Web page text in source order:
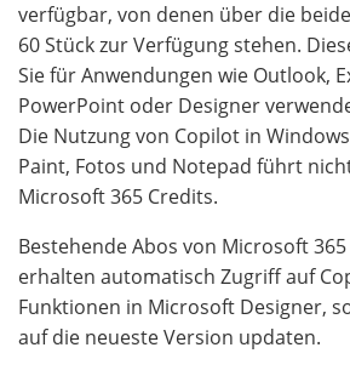
verfügbar, von denen über die
60 Stück zur Verfügung stehen.
Sie für Anwendungen wie Outlook,
PowerPoint oder Designer
Die Nutzung von Copilot in
Paint, Fotos und Notepad führt
Microsoft 365 Credits.
Bestehende Abos von Microsoft
erhalten automatisch Zugriff auf
Funktionen in Microsoft Designer,
auf die neueste Version updaten.